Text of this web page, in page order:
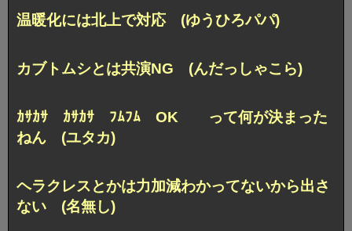
温暖化には北上で対応 (ゆうひろパパ)
カブトムシとは共演NG (んだっしゃこら)
ｶｻｶｻ ｶｻｶｻ ﾌﾑﾌﾑ OK って何が決まった
ねん (ユタカ)
ヘラクレスとかは力加減わかってないから出さ
ない (名無し)